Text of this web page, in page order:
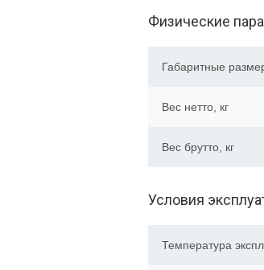
Физические
Габаритные
Вес нетто, кг
Вес брутто, кг
Условия
Температура